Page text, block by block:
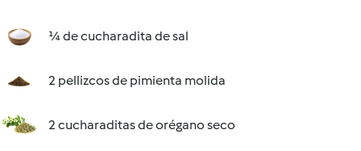
¼ de cucharadita de sal
2 pellizcos de pimienta molida
2 cucharaditas de orégano seco